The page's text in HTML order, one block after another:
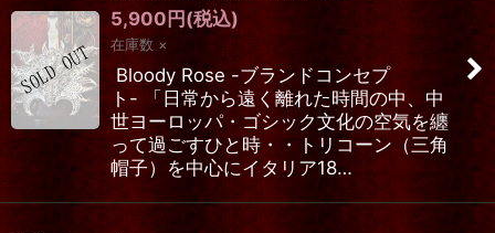
5,900円(税込)
在庫数 ×
Bloody Rose -ブランドコンセプ
ト- 「日常から遠く離れた時間の中、中
世ヨーロッパ・ゴシック文化の空気を纏
って過ごすひと時・・トリコーン（三角
帽子）を中心にイタリア18…